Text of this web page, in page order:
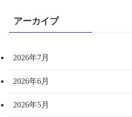
アーカイブ
2026年7月
2026年6月
2026年5月